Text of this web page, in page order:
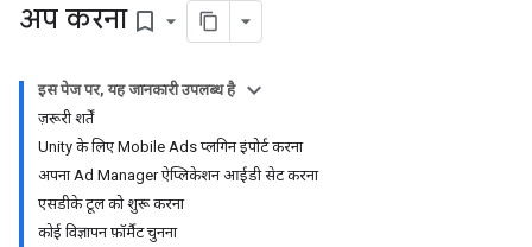
अप करना bookmark_border
इस पेज पर, यह जानकारी उपलब्ध है
ज़रूरी शर्तें
Unity के लिए Mobile Ads प्लगिन इंपोर्ट करना
अपना Ad Manager ऐप्लिकेशन आईडी सेट करना
एसडीके टूल को शुरू करना
कोई विज्ञापन फ़ॉर्मैट चुनना